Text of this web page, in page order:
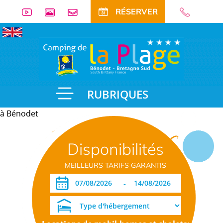
RÉSERVER
RUBRIQUES
Disponibilités
MEILLEURS TARIFS GARANTIS
-
à Bénodet
Informations
pratiques